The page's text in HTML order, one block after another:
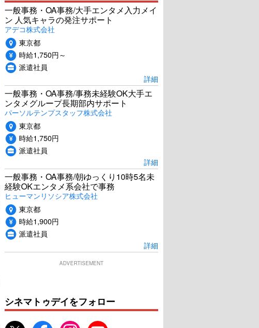
一般事務・OA事務/大手エンタメ入力メイ
ン 人気キャラの発注サポート
アデコ株式会社
東京都
時給1,750円～
派遣社員
詳細
一般事務・OA事務/事務未経験OK大手エ
ンタメグループ長期部内サポート
パーソルテンプスタッフ株式会社
東京都
時給1,750円
派遣社員
詳細
一般事務・OA事務/朝ゆっくり10時5名未
経験OKエンタメ系会社で事務
ヒューマンリソシア株式会社
東京都
時給1,900円
派遣社員
詳細
ADVERTISEMENT
シネマトゥデイをフォロー